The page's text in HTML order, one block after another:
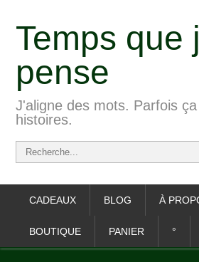
Temps que
pense
J'aligne des mots. Parfois
histoires.
CADEAUX BLOG À
BOUTIQUE PANIER °